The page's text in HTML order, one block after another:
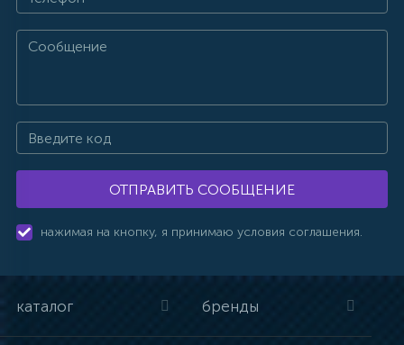
ОТПРАВИТЬ СООБЩЕНИЕ
нажимая на кнопку, я принимаю условия соглашения.
каталог бренды